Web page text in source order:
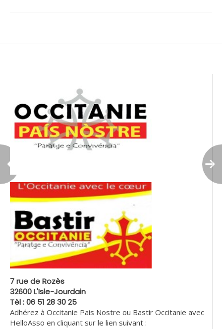
7 rue de Rozès
32600 L'Isle-Jourdain
Tèl : 06 51 28 30 25
Adhérez à Occitanie Pais Nostre ou Bastir Occitanie avec
HelloAsso en cliquant sur le lien suivant :